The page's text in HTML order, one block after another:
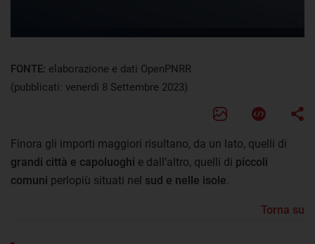
FONTE: elaborazione e dati OpenPNRR
(pubblicati: venerdì 8 Settembre 2023)
Finora gli importi maggiori risultano, da un lato, quelli di
grandi città e capoluoghi e dall’altro, quelli di piccoli
comuni perlopiù situati nel sud e nelle isole
Torna su